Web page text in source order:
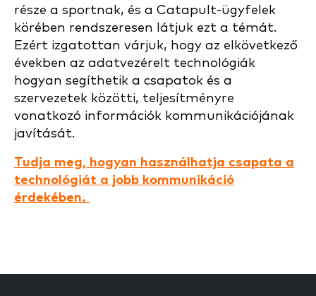
része a sportnak, és a Catapult-ügyfelek
körében rendszeresen látjuk ezt a témát.
Ezért izgatottan várjuk, hogy az elkövetkező
években az adatvezérelt technológiák
hogyan segíthetik a csapatok és a
szervezetek közötti, teljesítményre
vonatkozó információk kommunikációjának
javítását.
Tudja meg, hogyan használhatja csapata a
technológiát a jobb kommunikáció
érdekében.